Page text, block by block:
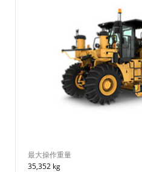
最大操作重量
35,352 kg